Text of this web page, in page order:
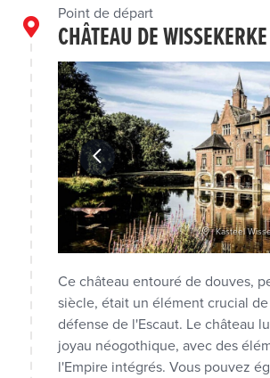
Point de départ
CHÂTEAU DE WISSEKERKE
Kasteel
Kruibeke
Ce château entouré de douves,
siècle, était un élément crucial
défense de l'Escaut. Le château
joyau néogothique, avec des
l'Empire intégrés. Vous pouvez